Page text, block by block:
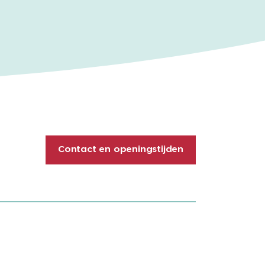
Contact en openingstijden